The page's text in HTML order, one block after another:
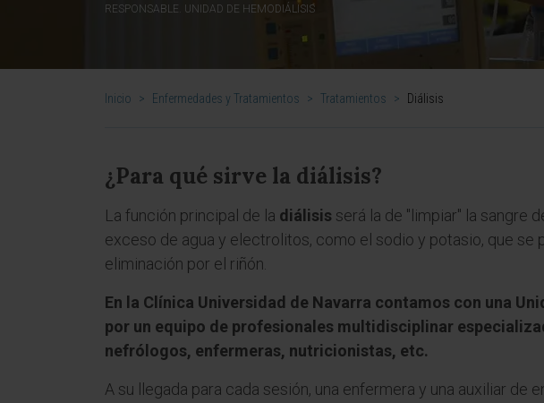
RESPONSABLE. UNIDAD DE HEMODIÁLISIS
Inicio > Enfermedades y Tratamientos > Tratamientos > Diálisis
¿Para qué sirve la diálisis?
La función principal de la diálisis será la de "limpiar" la sangre
exceso de agua y electrolitos, como el sodio y potasio, que se
eliminación por el riñón.
En la Clínica Universidad de Navarra contamos con una
por un equipo de profesionales multidisciplinar
nefrólogos, enfermeras, nutricionistas, etc.
A su llegada para cada sesión, una enfermera y una auxiliar de